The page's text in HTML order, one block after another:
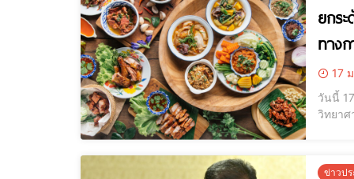
ยกร
ทาง
17
วันนี้
วิทยาศ
ข่าวป